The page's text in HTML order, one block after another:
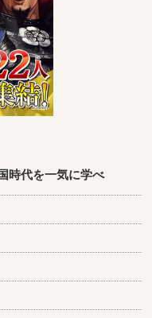
時代を一気に学べ